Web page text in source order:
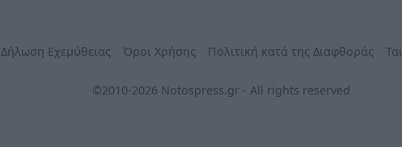
Δήλωση Εχεμύθειας Όροι Χρήσης Πολιτική κατά της Διαφθοράς
©2010-2026 Notospress.gr - All rights reserved